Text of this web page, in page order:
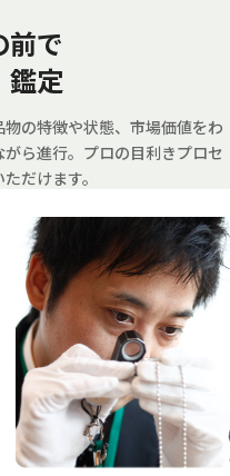
前で
鑑定
の特徴や状態、市場価値をわ
ら進行。プロの目利きプロセ
だけます。